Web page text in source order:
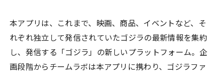
本アプリは、これまで、映画、商品、イベントなど、そ
れぞれ独立して発信されていたゴジラの最新情報を集約
し、発信する「ゴジラ」の新しいプラットフォーム。企
画段階からチームラボは本アプリに携わり、ゴジラファ